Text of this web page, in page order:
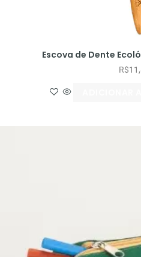
Escova de Dente
R$